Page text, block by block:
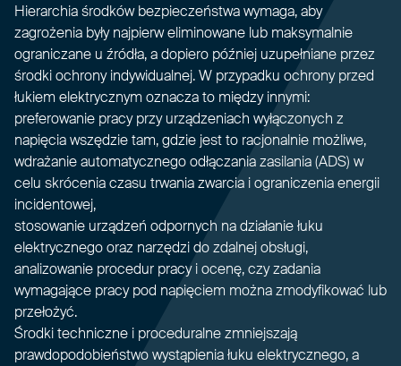
Hierarchia środków bezpieczeństwa wymaga, aby
zagrożenia były najpierw eliminowane lub maksymalnie
ograniczane u źródła, a dopiero później uzupełniane przez
środki ochrony indywidualnej. W przypadku ochrony przed
łukiem elektrycznym oznacza to między innymi:
preferowanie pracy przy urządzeniach wyłączonych z
napięcia wszędzie tam, gdzie jest to racjonalnie możliwe,
wdrażanie automatycznego odłączania zasilania (ADS) w
celu skrócenia czasu trwania zwarcia i ograniczenia energii
incidentowej,
stosowanie urządzeń odpornych na działanie łuku
elektrycznego oraz narzędzi do zdalnej obsługi,
analizowanie procedur pracy i ocenę, czy zadania
wymagające pracy pod napięciem można zmodyfikować lub
przełożyć.
Środki techniczne i proceduralne zmniejszają
prawdopodobieństwo wystąpienia łuku elektrycznego, a